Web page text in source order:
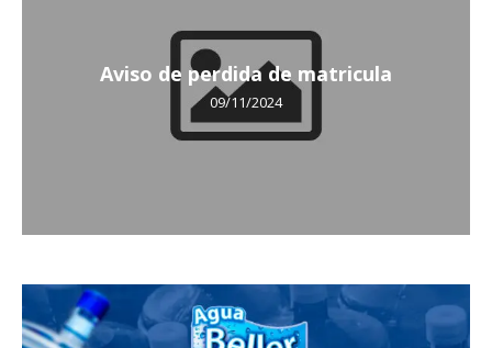
Aviso de perdida de matricula
09/11/2024